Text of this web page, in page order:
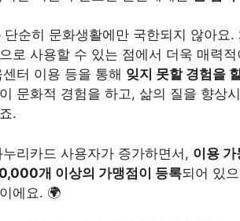
단순히 문화생활에만 국한되지 않아요
로 사용할 수 있는 점에서 더욱 매력
터 이용 등을 통해 잊지 못할 경험을
문화적 경험을 하고, 삶의 질을 향상
.
리카드 사용자가 증가하면서, 이용
개 이상의 가맹점이 등록되어 있
에요. 🌍